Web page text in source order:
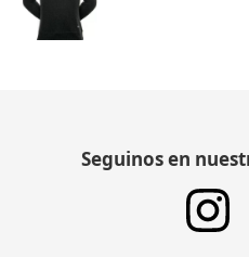
Seguinos en